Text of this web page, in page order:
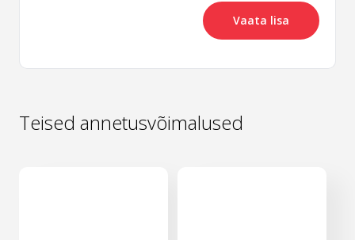
Vaata lisa
Teised annetusvõimalused